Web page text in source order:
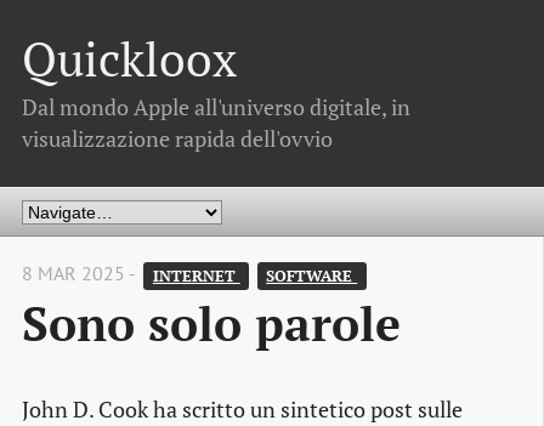
Quickloox
Dal mondo Apple all'universo digitale, in
visualizzazione rapida dell'ovvio
8 MAR 2025 - INTERNET SOFTWARE
Sono solo parole
John D. Cook ha scritto un sintetico post sulle